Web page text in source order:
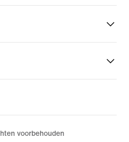
voorbehouden